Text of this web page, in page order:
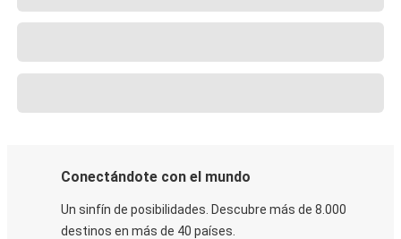
Conectándote con el mundo
Un sinfín de posibilidades. Descubre más de 8.000
destinos en más de 40 países.